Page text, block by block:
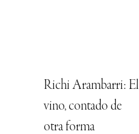
Richi Arambarri: El
vino, contado de
otra forma